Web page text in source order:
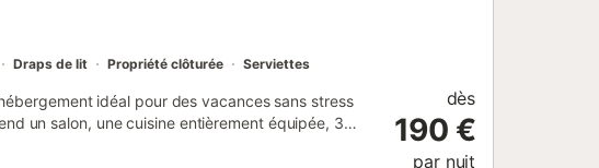
Draps de lit Propriété clôturée Serviettes
idéal pour des vacances sans stress
un salon, une cuisine entièrement équipée, 3
dès
190 €
par nuit